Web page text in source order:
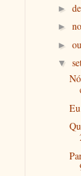
►
►
►
▼